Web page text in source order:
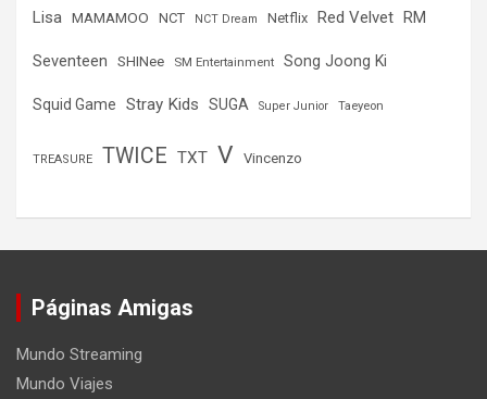
Lisa MAMAMOO NCT NCT Dream Netflix Red Velvet RM
Seventeen SHINee SM Entertainment Song Joong Ki
Squid Game Stray Kids SUGA Super Junior Taeyeon
TREASURE TWICE TXT V Vincenzo
Páginas Amigas
Mundo Streaming
Mundo Viajes